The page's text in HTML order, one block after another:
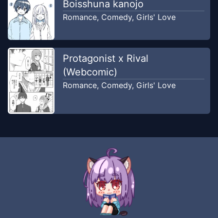
Yuri Hunters
Chapter68
Menunggu
Yuri Hunters
2024
Chapter67 -Jarak
Yuri Hunters
Jul 22, 2024
2024
Ini Lagu Yang Ingin
Boisshuna kanojo
Romance, Comedy, Girls' Love
Protagonist x Rival
(Webcomic)
Romance, Comedy, Girls' Love